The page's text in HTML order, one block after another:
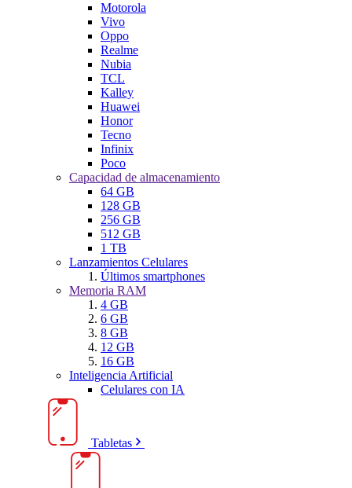
Motorola
Vivo
Oppo
Realme
Nubia
TCL
Kalley
Huawei
Honor
Tecno
Infinix
Poco
Capacidad de almacenamiento
64 GB
128 GB
256 GB
512 GB
1 TB
Lanzamientos Celulares
Últimos smartphones
Memoria RAM
4 GB
6 GB
8 GB
12 GB
16 GB
Inteligencia Artificial
Celulares con IA
Tabletas